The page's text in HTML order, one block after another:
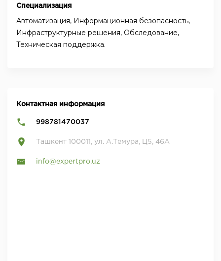
Специализация
Автоматизация, Информационная безопасность,
Инфраструктурные решения, Обследование,
Техническая поддержка.
Контактная информация
998781470037
Ташкент 100011, ул. А.Темура, Ц5, 46А
info@expertpro.uz